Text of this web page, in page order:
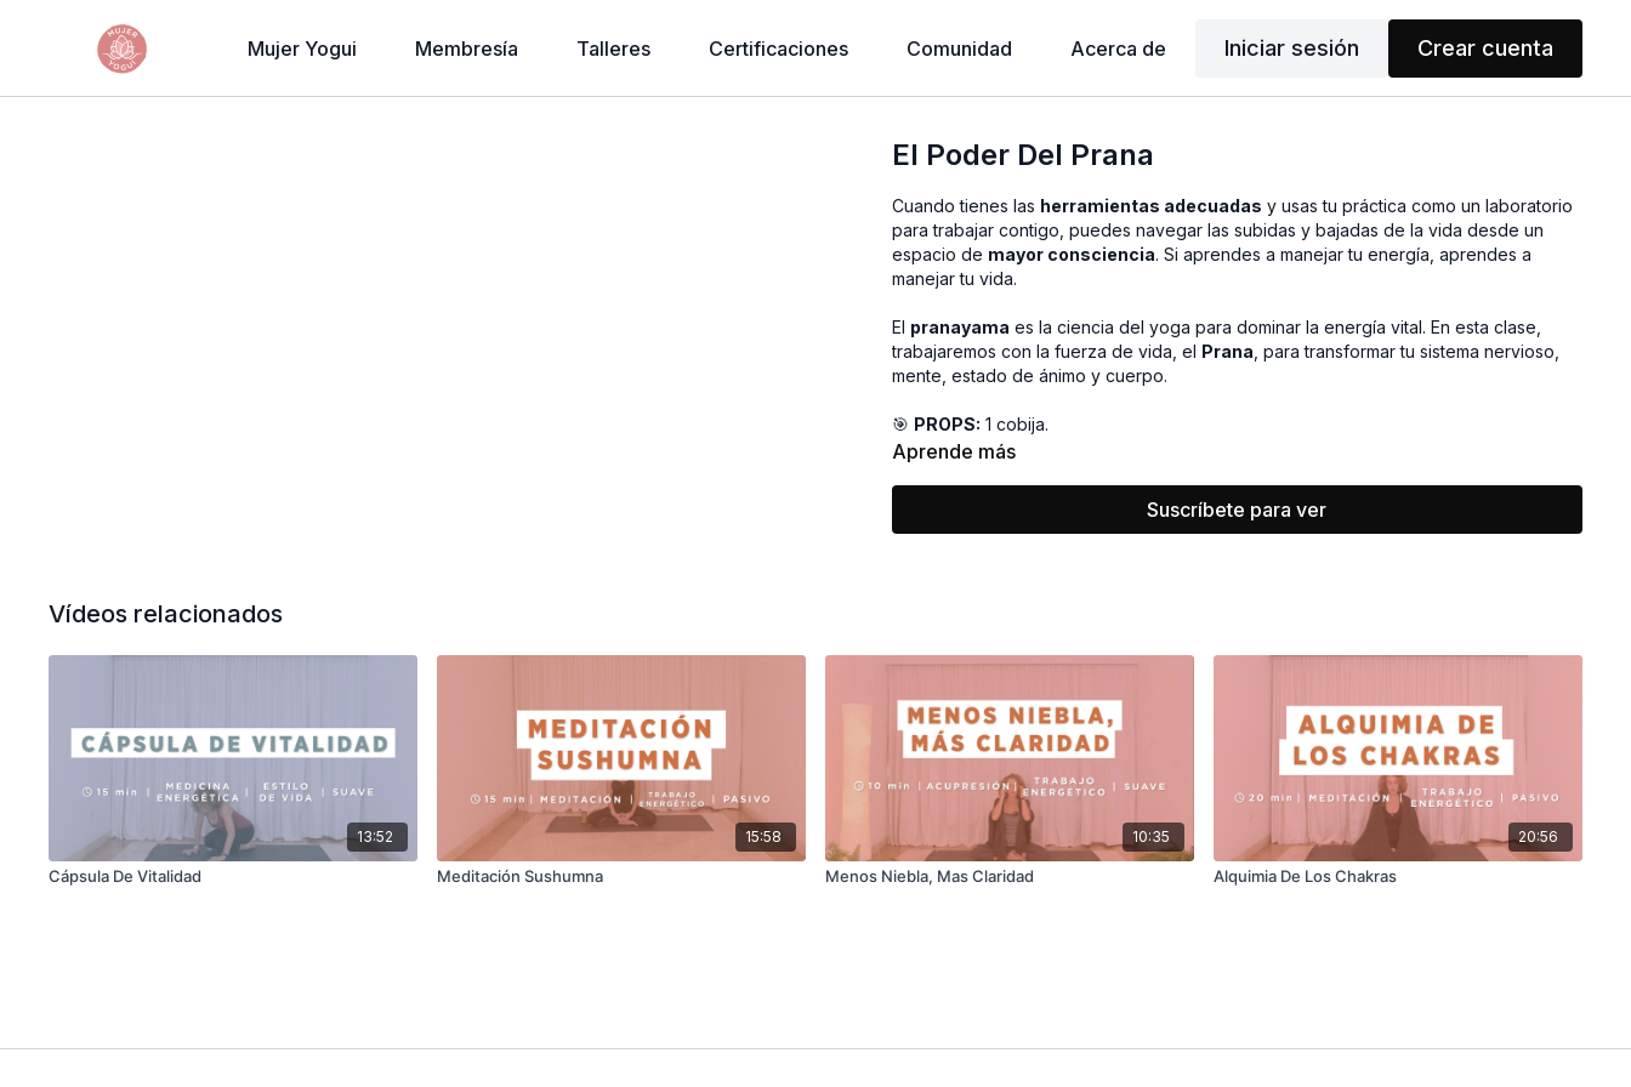
Mujer Yogui Membresía Talleres Certificaciones Comunidad Acerca de Iniciar sesión Crear cuenta
El Poder Del Prana
Cuando tienes las herramientas adecuadas y usas tu práctica como un laboratorio
para trabajar contigo, puedes navegar las subidas y bajadas de la vida desde un
espacio de mayor consciencia. Si aprendes a manejar tu energía, aprendes a
manejar tu vida.
El pranayama es la ciencia del yoga para dominar la energía vital. En esta clase,
trabajaremos con la fuerza de vida, el Prana , para transformar tu sistema nervioso,
mente, estado de ánimo y cuerpo.
🎯 PROPS: 1 cobija.
Aprende más
Suscríbete para ver
Vídeos relacionados
13:52
Cápsula De Vitalidad
15:58
Meditación Sushumna
10:35
Menos Niebla, Mas Claridad
20:56
Alquimia De Los Chakras